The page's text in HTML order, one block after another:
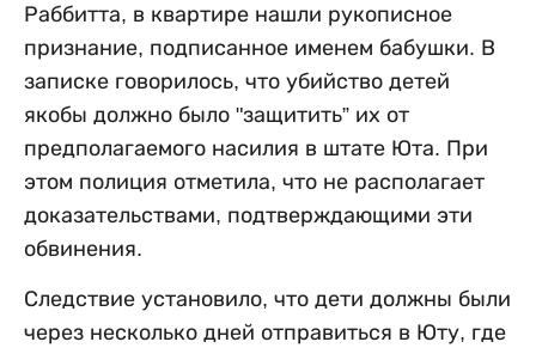
Раббитта, в квартире нашли рукописное
признание, подписанное именем бабушки. В
записке говорилось, что убийство детей
якобы должно было "защитить” их от
предполагаемого насилия в штате Юта. При
этом полиция отметила, что не располагает
доказательствами, подтверждающими эти
обвинения.
Следствие установило, что дети должны были
через несколько дней отправиться в Юту, где